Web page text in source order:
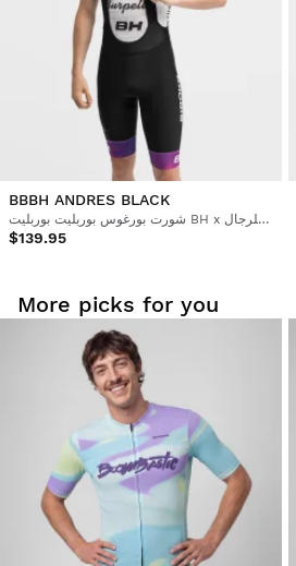
BBBH ANDRES BLACK
شورت بورغوس بوربليت بوربليت BH x سيروكو لركوب الدراجات للرجال
$139.95
More picks for you